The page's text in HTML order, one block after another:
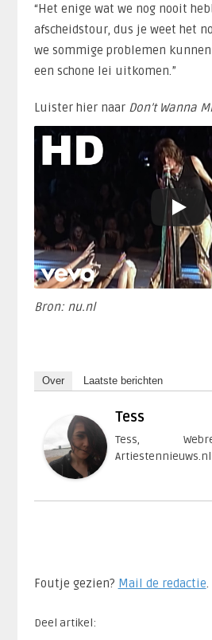
“Het enige wat we nog nooit
afscheidstour, dus je weet het
we sommige problemen
een schone lei uitkomen.”
Luister hier naar Don’t Wanna
Bron: nu.nl
Over Laatste berichten
Tess
Tess,
Artiestennieuws.nl
Foutje gezien? Mail de redactie.​
Deel artikel: